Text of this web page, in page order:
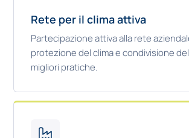
Rete per il clima attiva
Partecipazione attiva alla rete
protezione del clima e condivisione
migliori pratiche.